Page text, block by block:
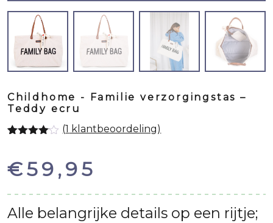
Childhome - Familie verzorgingstas –
Teddy ecru
gebaseerd
op
(1 klantbeoordeling)
€59,95
Alle belangrijke details op een rijtje;